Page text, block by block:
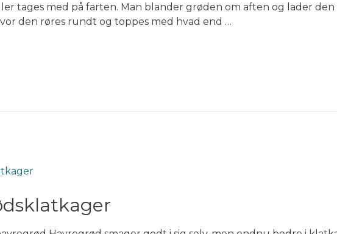
tages med på farten. Man blander grøden om aften og lader
den røres rundt og toppes med hvad end …